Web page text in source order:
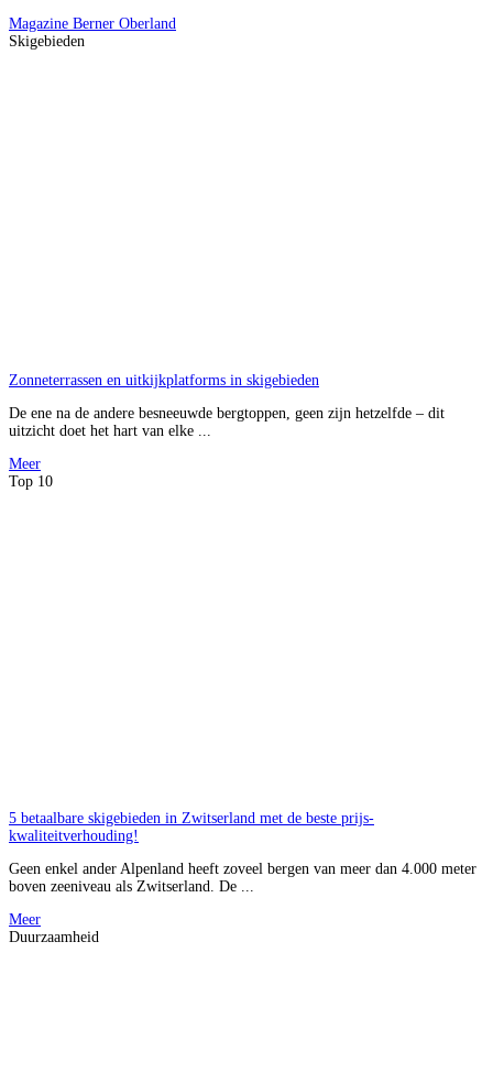
Magazine Berner Oberland
Skigebieden
Zonneterrassen en uitkijkplatforms in skigebieden
De ene na de andere besneeuwde bergtoppen, geen zijn hetzelfde – dit
uitzicht doet het hart van elke ...
Meer
Top 10
5 betaalbare skigebieden in Zwitserland met de beste prijs-
kwaliteitverhouding!
Geen enkel ander Alpenland heeft zoveel bergen van meer dan 4.000 meter
boven zeeniveau als Zwitserland. De ...
Meer
Duurzaamheid